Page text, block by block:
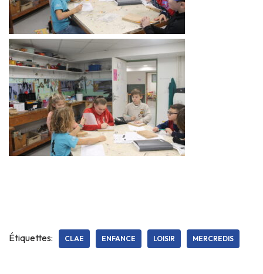
Étiquettes: CLAE ENFANCE LOISIR MERCREDIS